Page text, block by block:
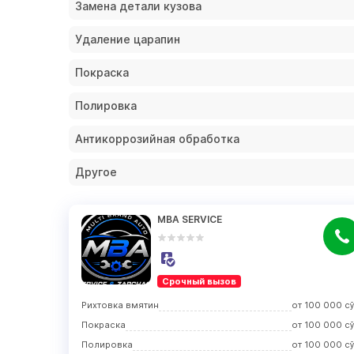
Замена детали кузова
Удаление царапин
Покраска
Полировка
Антикоррозийная обработка
Другое
MBA SERVICE
Срочный вызов
Рихтовка вмятин от 100 000
Покраска
от 100 000
Полировка
от 100 000